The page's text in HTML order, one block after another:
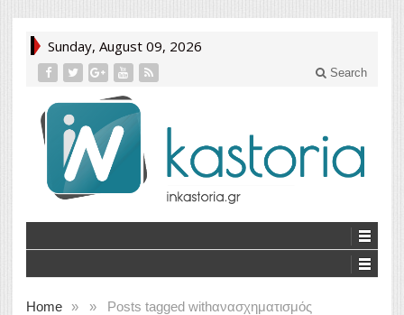
Sunday, August 09, 2026
Search
Home » Posts tagged with
» ανασχηματισμός